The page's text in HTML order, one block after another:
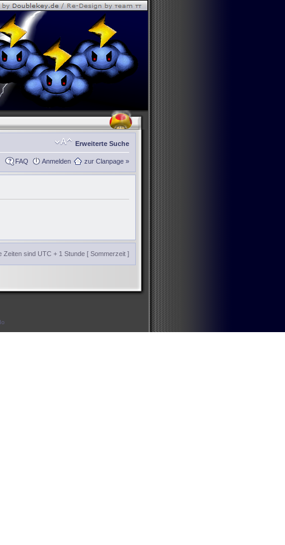
Erweiterte Suche
FAQ Anmelden zur Clanpage »
Zeiten sind UTC + 1 Stunde [ Sommerzeit ]